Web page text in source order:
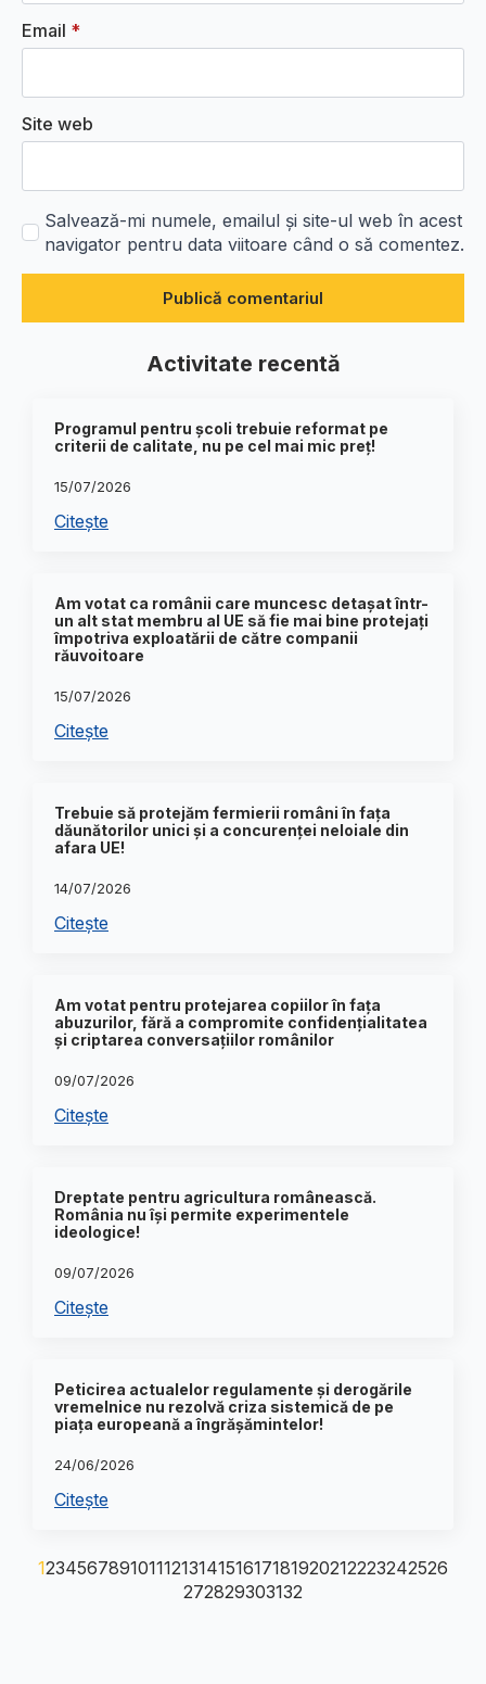
Email *
Site web
Salvează-mi numele, emailul și site-ul web în acest
navigator pentru data viitoare când o să comentez.
Activitate recentă
Programul pentru școli trebuie reformat pe
criterii de calitate, nu pe cel mai mic preț!
15/07/2026
Citește
Am votat ca românii care muncesc detașat într-
un alt stat membru al UE să fie mai bine protejați
împotriva exploatării de către companii
răuvoitoare
15/07/2026
Citește
Trebuie să protejăm fermierii români în fața
dăunătorilor unici și a concurenței neloiale din
afara UE!
14/07/2026
Citește
Am votat pentru protejarea copiilor în fața
abuzurilor, fără a compromite confidențialitatea
și criptarea conversațiilor românilor
09/07/2026
Citește
Dreptate pentru agricultura românească.
România nu își permite experimentele
ideologice!
09/07/2026
Citește
Peticirea actualelor regulamente și derogările
vremelnice nu rezolvă criza sistemică de pe
piața europeană a îngrășămintelor!
24/06/2026
Citește
1234567891011121314151617181920212223242526
272829303132